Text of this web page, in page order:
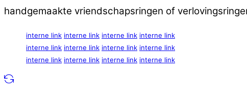
handgemaakte vriendschapsringen of
interne link interne link interne link interne link
interne link interne link interne link interne link
interne link interne link interne link interne link